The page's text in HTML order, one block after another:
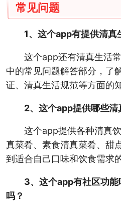
常见问题
1、这个app有提供清真
这个app还有清真生活
中的常见问题解答部分，了
证、清真生活规范等方面的
2、这个app提供哪些清
这个app提供各种清真
真菜肴、素食清真菜肴、甜
到适合自己口味和饮食需求
3、这个app有社区功
吗？